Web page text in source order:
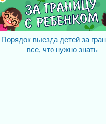
Порядок выезда детей за
все, что нужно знать